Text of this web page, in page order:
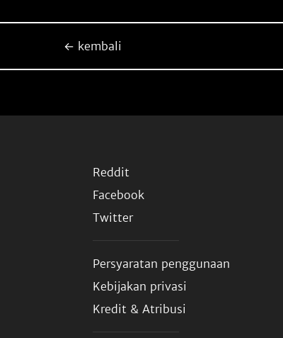
← kembali
Reddit
Facebook
Twitter
Persyaratan penggunaan
Kebijakan privasi
Kredit & Atribusi